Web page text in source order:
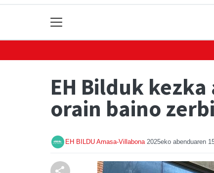
EH Bilduk
orain baino
EH BILDU Amasa-Villabona 2025eko abenduaren